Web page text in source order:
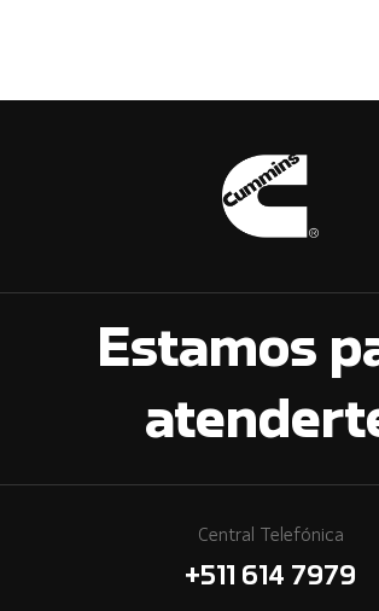
Estamos
Central Telefónica
+511 614 7979